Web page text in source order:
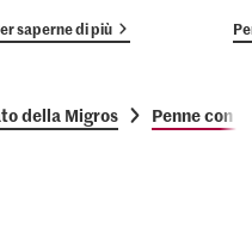
saperne di più
della Migros Penne con